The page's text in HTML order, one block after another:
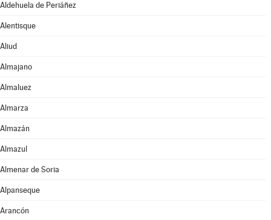
Aldehuela de Periáñez
Alentisque
Aliud
Almajano
Almaluez
Almarza
Almazán
Almazul
Almenar de Soria
Alpanseque
Arancón